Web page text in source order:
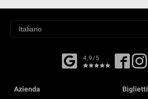
4,9/5
Azienda Biglietti